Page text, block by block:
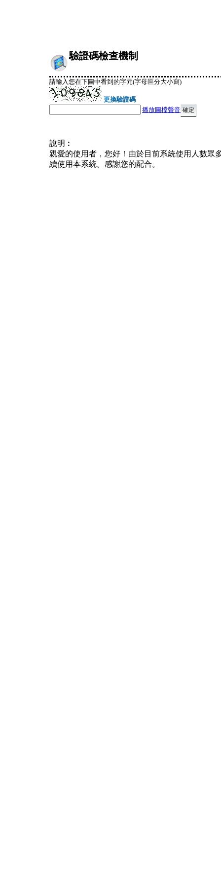
驗證碼檢查機制
請輸入您在下圖中看到的字元(字母區分大小寫)
更換驗證碼
播放圖檔聲音
說明︰
親愛的使用者，您好！由於目前系統使用人數眾
續使用本系統。感謝您的配合。